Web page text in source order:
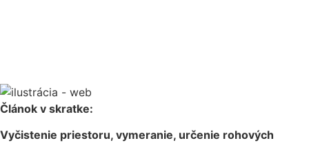
Článok v skratke:
Vyčistenie priestoru, vymeranie, určenie rohových